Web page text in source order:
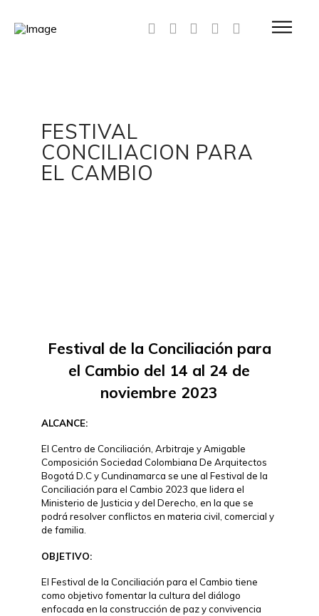
FESTIVAL
CONCILIACION PARA
EL CAMBIO
Festival de la Conciliación para
el Cambio del 14 al 24 de
noviembre 2023
ALCANCE:
El Centro de Conciliación, Arbitraje y Amigable
Composición Sociedad Colombiana De Arquitectos
Bogotá D.C y Cundinamarca se une al Festival de la
Conciliación para el Cambio 2023 que lidera el
Ministerio de Justicia y del Derecho, en la que se
podrá resolver conflictos en materia civil, comercial y
de familia.
OBJETIVO:
El Festival de la Conciliación para el Cambio tiene
como objetivo fomentar la cultura del diálogo
enfocada en la construcción de paz y convivencia